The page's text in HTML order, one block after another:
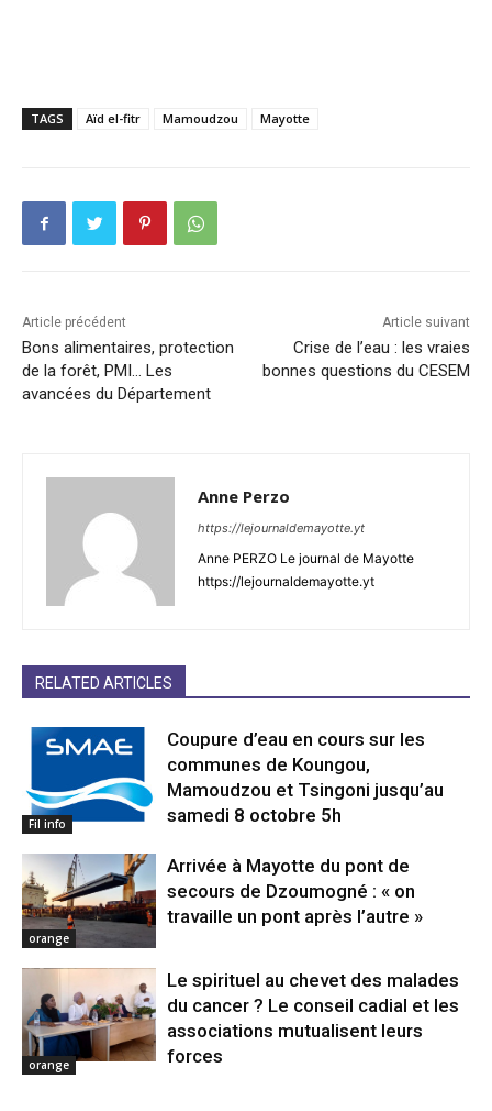
TAGS Aïd el-fitr Mamoudzou Mayotte
Article précédent
Bons alimentaires, protection
de la forêt, PMI… Les
avancées du Département
Article suivant
Crise de l’eau : les vraies
bonnes questions du CESEM
Anne Perzo
https://lejournaldemayotte.yt
Anne PERZO Le journal de Mayotte
https://lejournaldemayotte.yt
RELATED ARTICLES
Fil info
Coupure d’eau en cours sur les
communes de Koungou,
Mamoudzou et Tsingoni jusqu’au
samedi 8 octobre 5h
orange
Arrivée à Mayotte du pont de
secours de Dzoumogné : « on
travaille un pont après l’autre »
orange
Le spirituel au chevet des malades
du cancer ? Le conseil cadial et les
associations mutualisent leurs
forces